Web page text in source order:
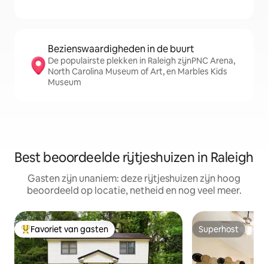
Bezienswaardigheden in de buurt
De populairste plekken in Raleigh zijnPNC Arena,
North Carolina Museum of Art, en Marbles Kids
Museum
Best beoordeelde rijtjeshuizen in Raleigh
Gasten zijn unaniem: deze rijtjeshuizen zijn hoog
beoordeeld op locatie, netheid en nog veel meer.
Topfavoriet van gasten
Favoriet van gasten Superhost
Superhost